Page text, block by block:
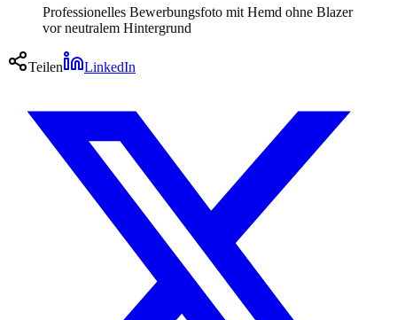
Professionelles Bewerbungsfoto mit Hemd ohne Blazer
vor neutralem Hintergrund
Teilen LinkedIn